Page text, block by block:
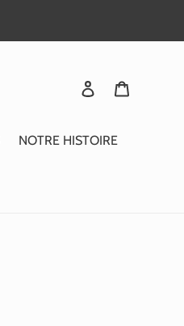
Se connecter
NOTRE HISTOIRE